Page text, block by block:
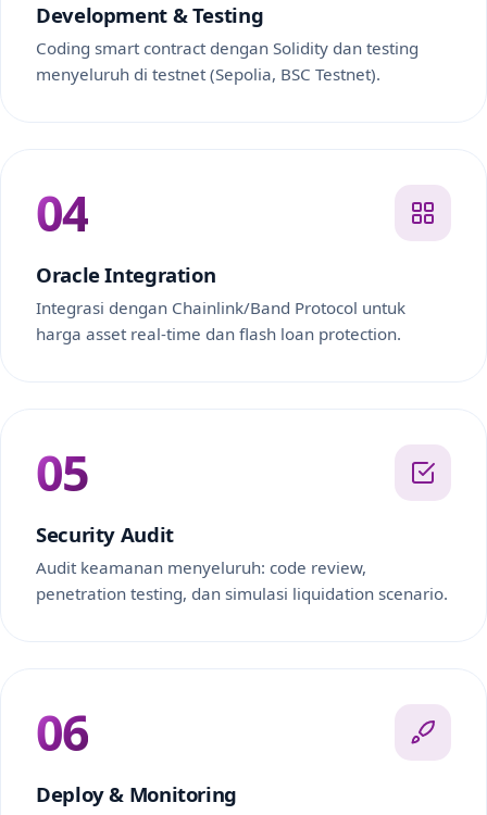
Development & Testing
Coding smart contract dengan Solidity dan testing
menyeluruh di testnet (Sepolia, BSC Testnet).
04
Oracle Integration
Integrasi dengan Chainlink/Band Protocol untuk
harga asset real-time dan flash loan protection.
05
Security Audit
Audit keamanan menyeluruh: code review,
penetration testing, dan simulasi liquidation scenario.
06
Deploy & Monitoring